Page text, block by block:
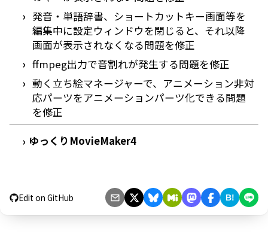
発音・単語辞書、ショートカットキー画面等を
編集中に設定ウィンドウを閉じると、それ以降
画面が表示されなくなる問題を修正
ffmpeg出力で音割れが発生する問題を修正
動く立ち絵マネージャーで、アニメーション非対
応パーツをアニメーションパーツ化できる問題
を修正
› ゆっくりMovieMaker4
Edit on GitHub B!